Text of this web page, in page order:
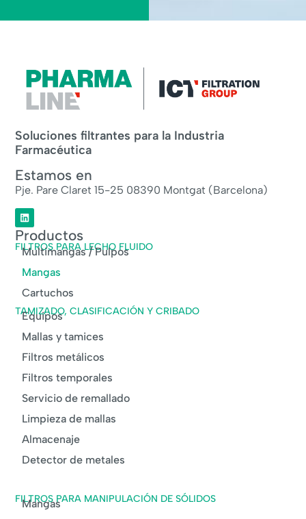
Soluciones filtrantes para la Industria
Farmacéutica
Estamos en
Pje. Pare Claret 15-25 08390 Montgat (Barcelona)
Productos
FILTROS PARA LECHO FLUIDO
Multimangas / Pulpos
Mangas
Cartuchos
TAMIZADO, CLASIFICACIÓN Y CRIBADO
Equipos
Mallas y tamices
Filtros metálicos
Filtros temporales
Servicio de remallado
Limpieza de mallas
Almacenaje
Detector de metales
FILTROS PARA MANIPULACIÓN DE SÓLIDOS
Mangas